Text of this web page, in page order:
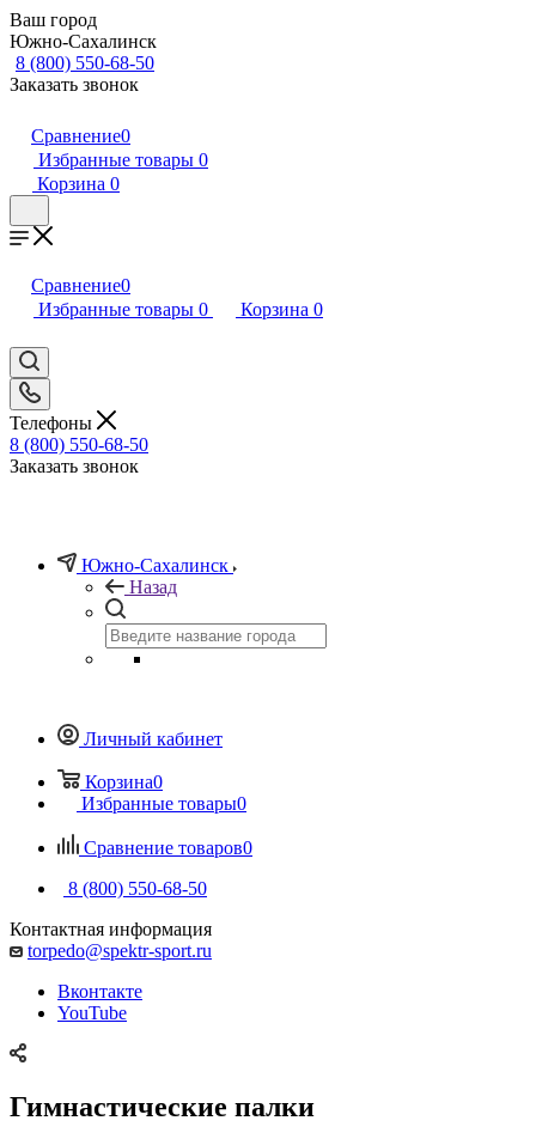
Ваш город
Южно-Сахалинск
8 (800) 550-68-50
Заказать звонок
Сравнение0
Избранные товары 0
Корзина 0
Сравнение0
Избранные товары 0 Корзина 0
Телефоны
8 (800) 550-68-50
Заказать звонок
Южно-Сахалинск
Назад
Личный кабинет
Корзина0
Избранные товары0
Сравнение товаров0
8 (800) 550-68-50
Контактная информация
torpedo@spektr-sport.ru
Вконтакте
YouTube
Гимнастические палки